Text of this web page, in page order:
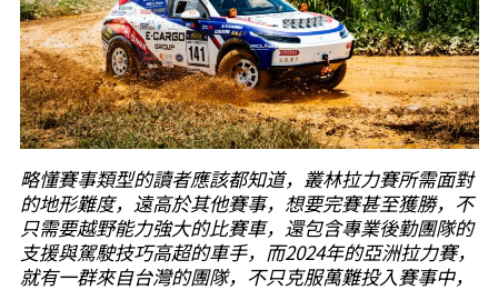
略懂賽事類型的讀者應該都知道，叢林拉力賽所需面對
的地形難度，遠高於其他賽事，想要完賽甚至獲勝，不
只需要越野能力強大的比賽車，還包含專業後勤團隊的
支援與駕駛技巧高超的車手，而2024年的亞洲拉力賽，
就有一群來自台灣的團隊，不只克服萬難投入賽事中，